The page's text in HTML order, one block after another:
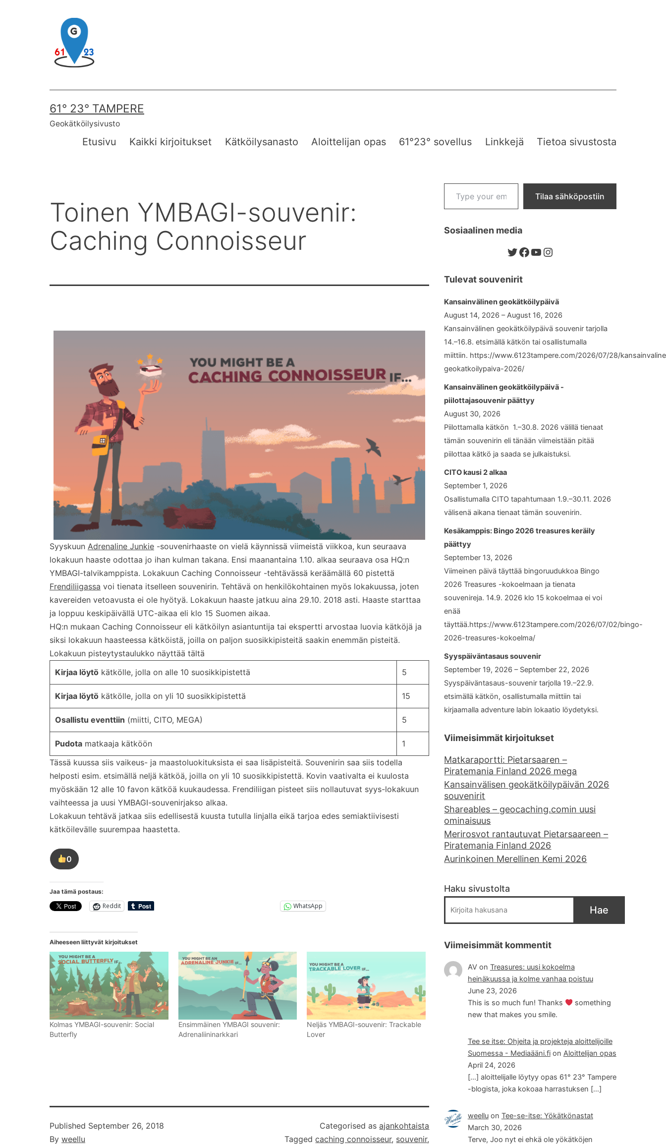
61° 23° TAMPERE
Geokätköilysivusto
Etusivu Kaikki kirjoitukset Kätköilysanasto Aloittelijan opas 61°23° sovellus Linkkejä Tietoa sivustosta
Toinen YMBAGI-souvenir:
Caching Connoisseur
Syyskuun Adrenaline Junkie -souvenirhaaste on vielä käynnissä viimeistä viikkoa, kun seuraava
lokakuun haaste odottaa jo ihan kulman takana. Ensi maanantaina 1.10. alkaa seuraava osa HQ:n
YMBAGI-talvikamppista. Lokakuun Caching Connoisseur -tehtävässä keräämällä 60 pistettä
Frendiliigassa voi tienata itselleen souvenirin. Tehtävä on henkilökohtainen myös lokakuussa, joten
kavereiden vetoavusta ei ole hyötyä. Lokakuun haaste jatkuu aina 29.10. 2018 asti. Haaste starttaa
ja loppuu keskipäivällä UTC-aikaa eli klo 15 Suomen aikaa.
HQ:n mukaan Caching Connoisseur eli kätköilyn asiantuntija tai ekspertti arvostaa luovia kätköjä ja
siksi lokakuun haasteessa kätköistä, joilla on paljon suosikkipisteitä saakin enemmän pisteitä.
Lokakuun pisteytystaulukko näyttää tältä
Kirjaa löytö kätkölle, jolla on alle 10 suosikkipistettä 5
Kirjaa löytö kätkölle, jolla on yli 10 suosikkipistettä 15
Osallistu eventtiin (miitti, CITO, MEGA) 5
Pudota matkaaja kätköön
1
Tässä kuussa siis vaikeus- ja maastoluokituksista ei saa lisäpisteitä. Souvenirin saa siis todella
helposti esim. etsimällä neljä kätköä, joilla on yli 10 suosikkipistettä. Kovin vaativalta ei kuulosta
myöskään 12 alle 10 favon kätköä kuukaudessa. Frendiliigan pisteet siis nollautuvat syys-lokakuun
vaihteessa ja uusi YMBAGI-souvenirjakso alkaa.
Lokakuun tehtävä jatkaa siis edellisestä kuusta tutulla linjalla eikä tarjoa edes semiaktiivisesti
kätköilevälle suurempaa haastetta.
0
Tykkää
tästä
Jaa tämä postaus:
Reddit WhatsApp
Aiheeseen liittyvät kirjoitukset
Kolmas YMBAGI-souvenir: Social
Butterfly
Ensimmäinen YMBAGI souvenir:
Adrenaliininarkkari
Neljäs YMBAGI-souvenir: Trackable
Lover
Published September 26, 2018
By weellu
Categorised asajankohtaista
Taggedcaching connoisseur, souvenir,
Type your email…
Tilaa sähköpostiin
Sosiaalinen media
Twitter
Facebook
YouTube
Instagram
Tulevat souvenirit
Kansainvälinen geokätköilypäivä
August 14, 2026 – August 16, 2026
Kansainvälinen geokätköilypäivä souvenir tarjolla
14.–16.8. etsimällä kätkön tai osallistumalla
miittiin. https://www.6123tampere.com/2026/07/28/
geokatkoilypaiva-2026/
Kansainvälinen geokätköilypäivä -
piilottajasouvenir päättyy
August 30, 2026
Piilottamalla kätkön 1.–30.8. 2026 välillä tienaat
tämän souvenirin eli tänään viimeistään pitää
piilottaa kätkö ja saada se julkaistuksi.
CITO kausi 2 alkaa
September 1, 2026
Osallistumalla CITO tapahtumaan 1.9.–30.11. 2026
välisenä aikana tienaat tämän souvenirin.
Kesäkamppis: Bingo 2026 treasures keräily
päättyy
September 13, 2026
Viimeinen päivä täyttää bingoruudukkoa Bingo
2026 Treasures -kokoelmaan ja tienata
souvenireja. 14.9. 2026 klo 15 kokoelmaa ei voi
enää
täyttää.https://www.6123tampere.com/2026/07/02/bingo-
2026-treasures-kokoelma/
Syyspäiväntasaus souvenir
September 19, 2026 – September 22, 2026
Syyspäiväntasaus-souvenir tarjolla 19.–22.9.
etsimällä kätkön, osallistumalla miittiin tai
kirjaamalla adventure labin lokaatio löydetyksi.
Viimeisimmät kirjoitukset
Matkaraportti: Pietarsaaren –
Piratemania Finland 2026 mega
Kansainvälisen geokätköilypäivän 2026
souvenirit
Shareables – geocaching.comin uusi
ominaisuus
Merirosvot rantautuvat Pietarsaareen –
Piratemania Finland 2026
Aurinkoinen Merellinen Kemi 2026
Haku sivustolta
Hae
Viimeisimmät kommentit
AVon Treasures: uusi kokoelma
heinäkuussa ja kolme vanhaa poistuu
June 23, 2026
This is so much fun! Thanks
something
new that makes you smile.
Tee se itse: Ohjeita ja projekteja aloittelijoille
Suomessa - Mediaääni.fion Aloittelijan opas
April 24, 2026
[…] aloittelijalle löytyy opas 61° 23° Tampere
-blogista, joka kokoaa harrastuksen […]
weelluon Tee-se-itse: Yökätkönastat
March 30, 2026
Terve, Joo nyt ei ehkä ole yökätköjen